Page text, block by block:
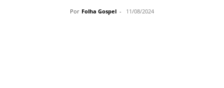
Por Folha Gospel - 11/08/2024